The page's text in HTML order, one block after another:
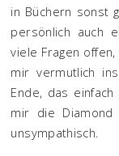
in Büchern sonst
persönlich auch
viele Fragen
mir vermutlich
Ende, das
mir die
unsympathisch.